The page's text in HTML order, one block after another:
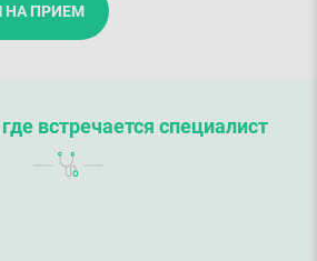
НА ПРИЕМ
встречается специалист